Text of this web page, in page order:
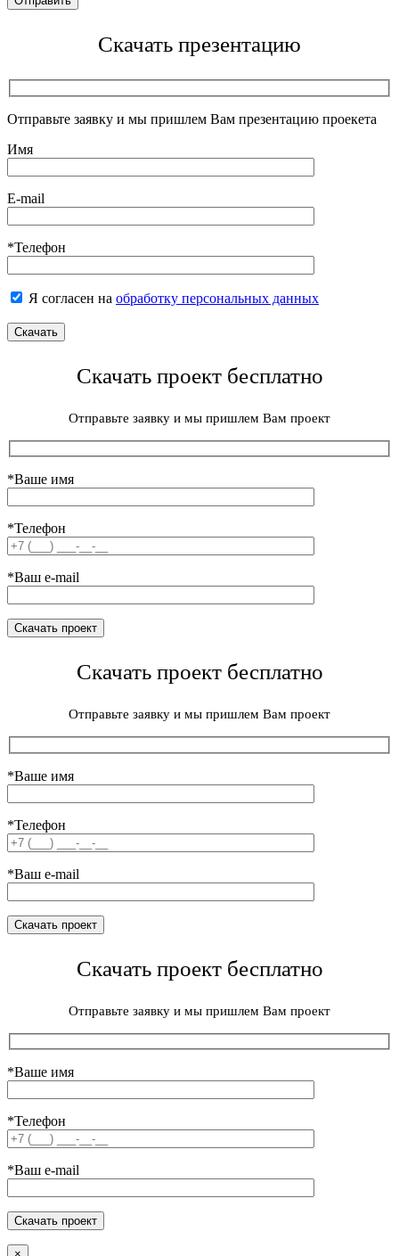
Скачать презентацию
Отправьте заявку и мы пришлем Вам презентацию проекета
Имя
E-mail
*Телефон
Я согласен на обработку персональных данных
Скачать проект бесплатно
Отправьте заявку и мы пришлем Вам проект
*Ваше имя
*Телефон
*Ваш e-mail
Скачать проект бесплатно
Отправьте заявку и мы пришлем Вам проект
*Ваше имя
*Телефон
*Ваш e-mail
Скачать проект бесплатно
Отправьте заявку и мы пришлем Вам проект
*Ваше имя
*Телефон
*Ваш e-mail